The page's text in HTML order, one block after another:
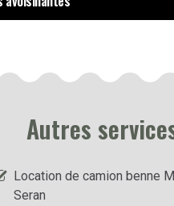
Autres
Location de camion benne
Seran